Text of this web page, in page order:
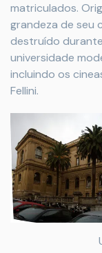
matriculados.
grandeza de seu
destruído
universidade
incluindo os
Fellini.